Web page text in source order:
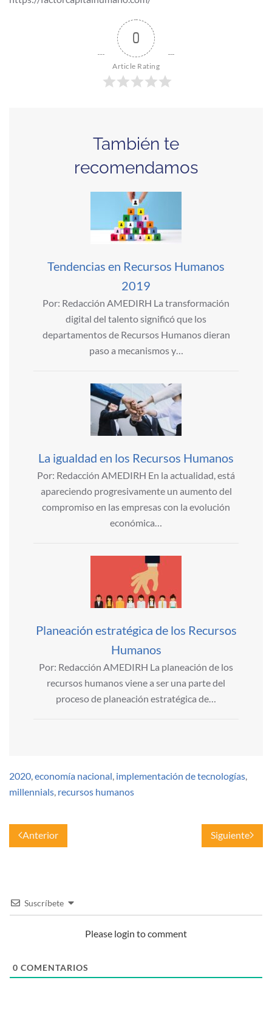
0
Article Rating
También te
recomendamos
Tendencias en Recursos Humanos
2019
Por: Redacción AMEDIRH La transformación
digital del talento significó que los
departamentos de Recursos Humanos dieran
paso a mecanismos y…
La igualdad en los Recursos Humanos
Por: Redacción AMEDIRH En la actualidad, está
apareciendo progresivamente un aumento del
compromiso en las empresas con la evolución
económica…
Planeación estratégica de los Recursos
Humanos
Por: Redacción AMEDIRH La planeación de los
recursos humanos viene a ser una parte del
proceso de planeación estratégica de…
2020 economía nacional implementación de tecnologías
millennials recursos humanos
Anterior Siguiente
Suscríbete
Please login to comment
0 COMENTARIOS